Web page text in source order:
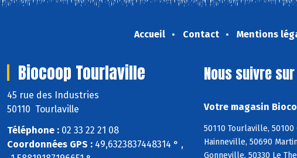
Accueil Contact Mentions
Biocoop Tourlaville
45 rue des Industries
50110 Tourlaville
Téléphone : 02 33 22 21 08
Coordonnées GPS : 49,6323837448314 ° ,
Nous suivre sur
Votre magasin
50110 Tourlaville,
Hainneville, 50690
Gonneville, 50330 Le